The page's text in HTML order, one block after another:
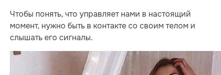
Чтобы понять, что управляет нами в настоящий
момент, нужно быть в контакте со своим телом и
слышать его сигналы.